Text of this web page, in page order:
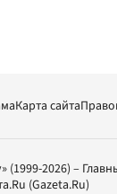
Карта сайта
(1999-2026) –
(Gazeta.Ru)